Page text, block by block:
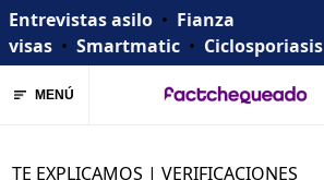
Entrevistas asilo • Fianza
visas • Smartmatic • Ciclosporiasis
MENÚ
TE EXPLICAMOS |VERIFICACIONES